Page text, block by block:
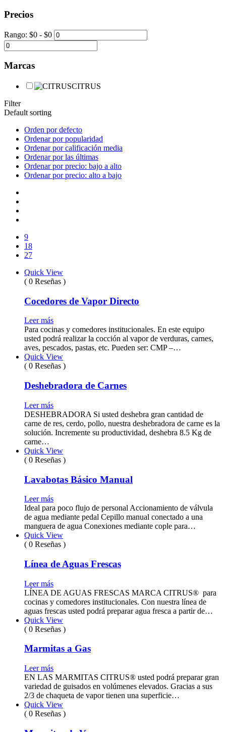
Precios
Rango: $0 - $0
Marcas
CITRUS
Filter
Default sorting
Orden por defecto
Ordenar por popularidad
Ordenar por calificación media
Ordenar por las últimas
Ordenar por precio: bajo a alto
Ordenar por precio: alto a bajo
9
18
27
Quick View
( 0 Reseñas )
Cocedores de Vapor Directo
Leer más
Para cocinas y comedores institucionales. En este equipo
usted podrá realizar la cocción al vapor de verduras, carnes,
aves, pescados, pastas, etc. Pueden ser: CMP –…
Quick View
( 0 Reseñas )
Deshebradora de Carnes
Leer más
DESHEBRADORA Si usted deshebra gran cantidad de
carne de res, cerdo, pollo, nuestra deshebradora de carne es la
solución. Incremente su productividad, deshebra 8.5 Kg de
carne…
Quick View
( 0 Reseñas )
Lavabotas Básico Manual
Leer más
Ideal para poco flujo de personal Accionamiento de válvula
de agua mediante pedal Cepillo manual conectado a una
manguera de agua Conexiones mediante cople para…
Quick View
( 0 Reseñas )
Línea de Aguas Frescas
Leer más
LÍNEA DE AGUAS FRESCAS MARCA CITRUS® para
cocinas y comedores institucionales. Con nuestra línea de
aguas frescas usted podrá preparar agua fresca a partir de…
Quick View
( 0 Reseñas )
Marmitas a Gas
Leer más
EN LAS MARMITAS CITRUS® usted podrá preparar gran
variedad de guisados en volúmenes elevados. Gracias a sus
2/3 de chaqueta de vapor tienen una superficie…
Quick View
( 0 Reseñas )